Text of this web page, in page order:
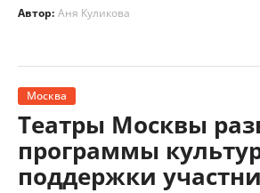
Автор: Аня Куликова
Москва
Театры Москвы
программы
поддержки